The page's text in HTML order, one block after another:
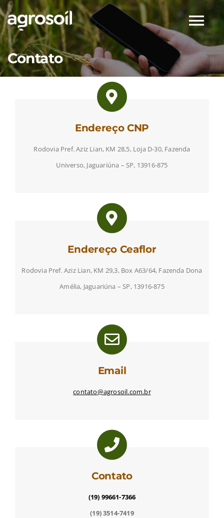
Skip
to
content
Empresa
Assessoria
Contato
Endereço CNP
Rodovia Pref. Aziz Lian, KM 28,5, Loja D-30, Fazenda
Universo, Jaguariúna – SP, 13916-875
Endereço Ceaflor
Rodovia Pref. Aziz Lian, KM 29,3, Box A63/64, Fazenda Dona
Amélia, Jaguariúna – SP, 13916-875
Email
contato@agrosoil.com.br
Contato
(19) 99661-7366
(19) 3514-7419